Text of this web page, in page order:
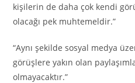
kişilerin de daha çok kendi
olacağı pek muhtemeldir.”
“Aynı şekilde sosyal medya
görüşlere yakın olan
olmayacaktır.”